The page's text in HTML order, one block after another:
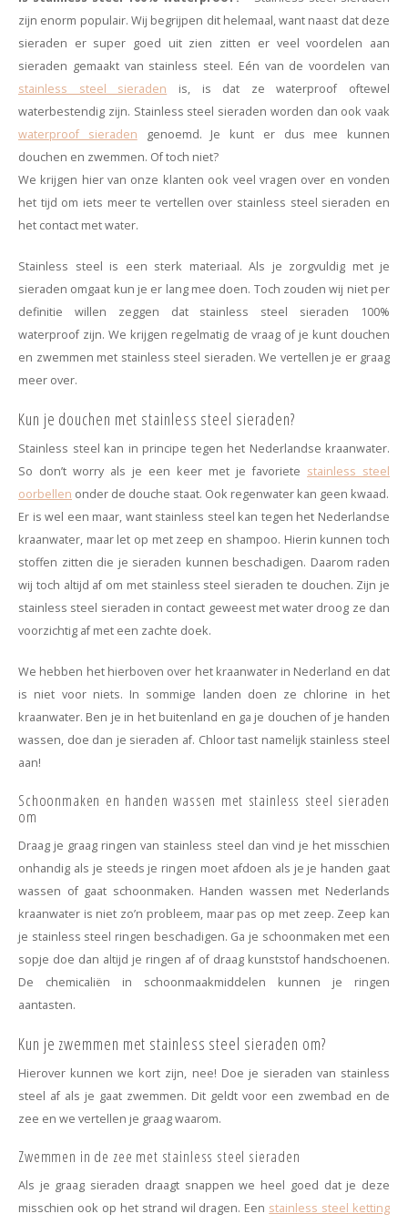
Minimalistische oorbellen
Statement oorbellen
Strass oorbellen
Ear Cuffs
Selected by influencers
Let's party
Moon & Stars
Chains
Haarspelden strik
zijn enorm populair. Wij begrijpen dit helemaal, want naast dat deze
sieraden er super goed uit zien zitten er veel voordelen aan
sieraden gemaakt van stainless steel. Eén van de voordelen van
stainless steel sieraden is, is dat ze waterproof oftewel
waterbestendig zijn. Stainless steel sieraden worden dan ook vaak
waterproof sieraden genoemd. Je kunt er dus mee kunnen
douchen en zwemmen. Of toch niet?
We krijgen hier van onze klanten ook veel vragen over en vonden
het tijd om iets meer te vertellen over stainless steel sieraden en
het contact met water.
Stainless steel is een sterk materiaal. Als je zorgvuldig met je
sieraden omgaat kun je er lang mee doen. Toch zouden wij niet per
definitie willen zeggen dat stainless steel sieraden 100%
waterproof zijn. We krijgen regelmatig de vraag of je kunt douchen
en zwemmen met stainless steel sieraden. We vertellen je er graag
meer over.
Kun je douchen met stainless steel sieraden?
Stainless steel kan in principe tegen het Nederlandse kraanwater.
So don’t worry als je een keer met je favoriete stainless steel
oorbellen onder de douche staat. Ook regenwater kan geen kwaad.
Er is wel een maar, want stainless steel kan tegen het Nederlandse
kraanwater, maar let op met zeep en shampoo. Hierin kunnen toch
stoffen zitten die je sieraden kunnen beschadigen. Daarom raden
wij toch altijd af om met stainless steel sieraden te douchen. Zijn je
stainless steel sieraden in contact geweest met water droog ze dan
voorzichtig af met een zachte doek.
We hebben het hierboven over het kraanwater in Nederland en dat
is niet voor niets. In sommige landen doen ze chlorine in het
kraanwater. Ben je in het buitenland en ga je douchen of je handen
wassen, doe dan je sieraden af. Chloor tast namelijk stainless steel
aan!
Schoonmaken en handen wassen met stainless steel sieraden
om
Draag je graag ringen van stainless steel dan vind je het misschien
onhandig als je steeds je ringen moet afdoen als je je handen gaat
wassen of gaat schoonmaken. Handen wassen met Nederlands
kraanwater is niet zo’n probleem, maar pas op met zeep. Zeep kan
je stainless steel ringen beschadigen. Ga je schoonmaken met een
sopje doe dan altijd je ringen af of draag kunststof handschoenen.
De chemicaliën in schoonmaakmiddelen kunnen je ringen
aantasten.
Kun je zwemmen met stainless steel sieraden om?
Hierover kunnen we kort zijn, nee! Doe je sieraden van stainless
steel af als je gaat zwemmen. Dit geldt voor een zwembad en de
zee en we vertellen je graag waarom.
Zwemmen in de zee met stainless steel sieraden
Als je graag sieraden draagt snappen we heel goed dat je deze
misschien ook op het strand wil dragen. Een stainless steel ketting